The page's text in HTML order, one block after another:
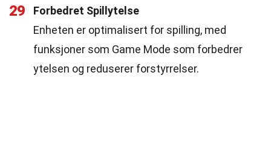
29
Forbedret Spillytelse
Enheten er optimalisert for spilling, med
funksjoner som Game Mode som forbedrer
ytelsen og reduserer forstyrrelser.